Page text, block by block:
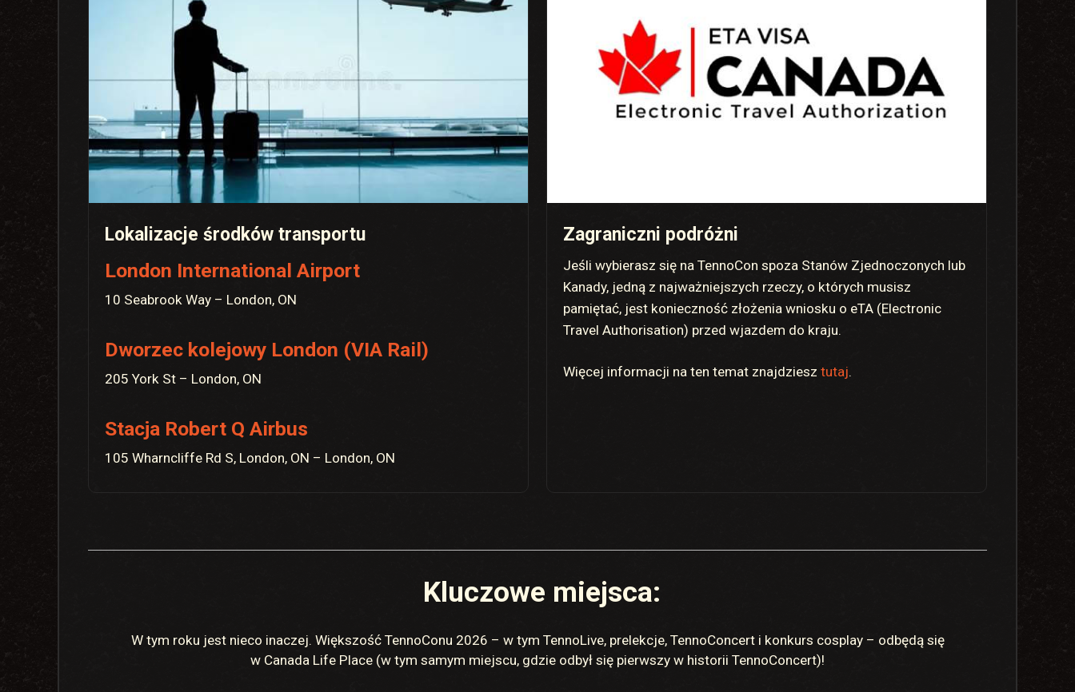
Lokalizacje środków transportu
London International Airport
10 Seabrook Way – London, ON
Dworzec kolejowy London (VIA Rail)
205 York St – London, ON
Stacja Robert Q Airbus
105 Wharncliffe Rd S, London, ON – London, ON
Zagraniczni podróżni
Jeśli wybierasz się na TennoCon spoza Stanów Zjednoczonych lub
Kanady, jedną z najważniejszych rzeczy, o których musisz
pamiętać, jest konieczność złożenia wniosku o eTA (Electronic
Travel Authorisation) przed wjazdem do kraju.
Więcej informacji na ten temat znajdziesztutaj.
Kluczowe miejsca:
W tym roku jest nieco inaczej. Większość TennoConu 2026 – w tym TennoLive, prelekcje, TennoConcert i konkurs cosplay – odbędą się
w Canada Life Place (w tym samym miejscu, gdzie odbył się pierwszy w historii TennoConcert)!